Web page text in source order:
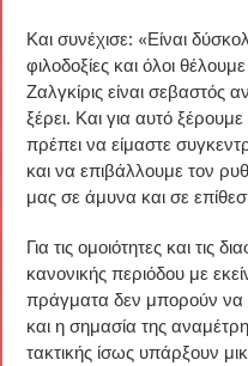
Και συνέχισε: «Είναι
φιλοδοξίες και όλοι
Ζαλγκίρις είναι σεβαστός
ξέρει. Και για αυτό
πρέπει να είμαστε
και να επιβάλλουμε τον
μας σε άμυνα και σε
Για τις ομοιότητες και τις
κανονικής περιόδου με
πράγματα δεν μπορούν να
και η σημασία της
τακτικής ίσως υπάρξουν